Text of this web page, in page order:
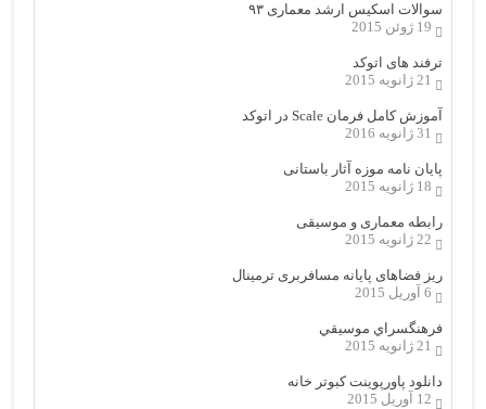
سوالات اسکیس ارشد معماری ۹۳
19 ژوئن 2015
ترفند های اتوکد
21 ژانویه 2015
آموزش کامل فرمان Scale در اتوکد
31 ژانویه 2016
پایان نامه موزه آثار باستانی
18 ژانویه 2015
رابطه معماری و موسیقی
22 ژانویه 2015
ریز فضاهای پایانه مسافربری ترمینال
6 آوریل 2015
فرهنگسراي موسيقي
21 ژانویه 2015
دانلود پاورپوینت کبوتر خانه
12 آوریل 2015